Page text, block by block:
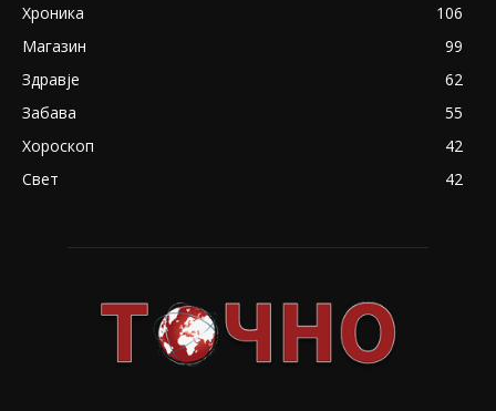
Хроника
106
Магазин
99
Здравје
62
Забава
55
Хороскоп
42
Свет
42